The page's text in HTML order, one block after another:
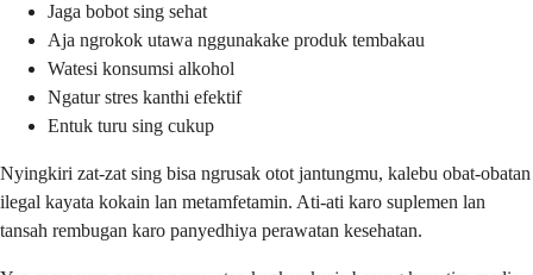
Jaga bobot sing sehat
Aja ngrokok utawa nggunakake produk tembakau
Watesi konsumsi alkohol
Ngatur stres kanthi efektif
Entuk turu sing cukup
Nyingkiri zat-zat sing bisa ngrusak otot jantungmu, kalebu obat-obatan
ilegal kayata kokain lan metamfetamin. Ati-ati karo suplemen lan
tansah rembugan karo panyedhiya perawatan kesehatan.